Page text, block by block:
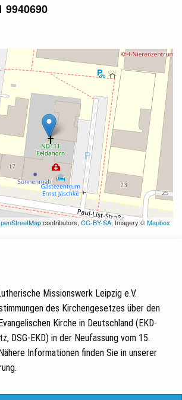
9940690
contributors, CC-BY-SA, Imagery ©Mapbox
Missionswerk Leipzig e.V.
des Kirchengesetzes über den
Kirche in Deutschland (EKD-
DSG-EKD) in der Neufassung vom 15.
Informationen finden Sie in unserer